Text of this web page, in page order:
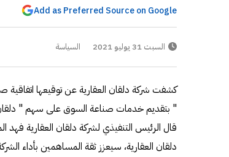
Add as Preferred Source on Google
السبت 31 يوليو 2021 السياسة
كشفت شركة دلقان العقارية عن توقيعها
" بتقديم خدمات صناعة السوق على سهم " دلقان
قال الرئيس التنفيذي لشركة دلقان العقارية
دلقان العقارية، سيعزز ثقة المساهمين بأداء